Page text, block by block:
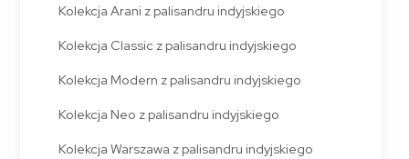
Kolekcja Arani z palisandru indyjskiego
Kolekcja Classic z palisandru indyjskiego
Kolekcja Modern z palisandru indyjskiego
Kolekcja Neo z palisandru indyjskiego
Kolekcja Warszawa z palisandru indyjskiego